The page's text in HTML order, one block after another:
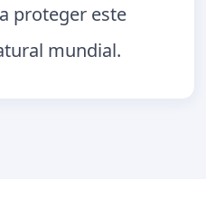
proteger este
mundial.